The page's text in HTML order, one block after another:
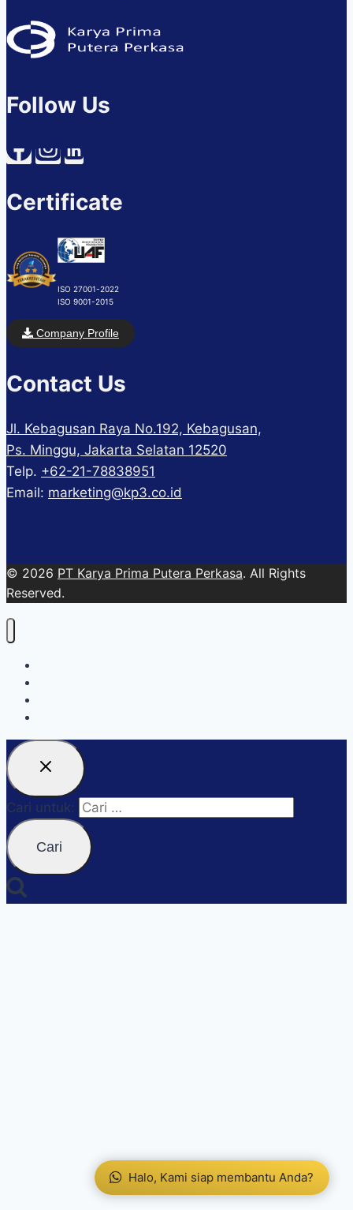
Follow Us
Certificate
ISO 27001-2022
ISO 9001-2015
Company Profile
Contact Us
Jl. Kebagusan Raya No.192, Kebagusan,
Ps. Minggu, Jakarta Selatan 12520
Telp. +62-21-78838951
Email: marketing@kp3.co.id
© 2026 PT Karya Prima Putera Perkasa. All Rights
Reserved.
Halo, Kami siap membantu Anda?
Cari untuk: